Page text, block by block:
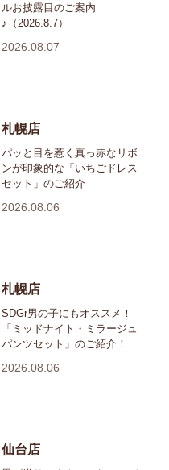
ルお披露目のご案内
♪（2026.8.7）
2026.08.07
札幌店
パッと目を惹く真っ赤なリボ
ンが印象的な「いちごドレス
セット」のご紹介
2026.08.06
札幌店
SDGr男の子にもオススメ！
「ミッドナイト・ミラージュ
パンツセット」のご紹介！
2026.08.06
仙台店